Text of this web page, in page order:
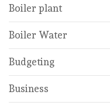
Boiler plant
Boiler Water
Budgeting
Business